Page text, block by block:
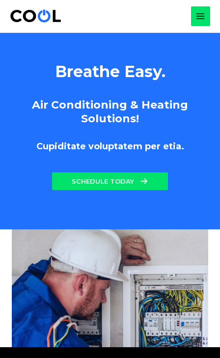
Breathe Easy.
Air Conditioning & Heating
Solutions!
Cupiditate voluptatem per etia.
SCHEDULE TODAY